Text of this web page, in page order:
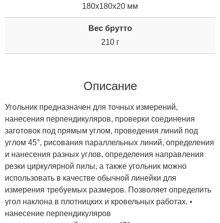
180x180x20 мм
Вес брутто
210 г
Описание
Угольник предназначен для точных измерений,
нанесения перпендикуляров, проверки соединения
заготовок под прямым углом, проведения линий под
углом 45°, рисования параллельных линий, определения
и нанесения разных углов, определения направления
резки циркулярной пилы, а также угольник можно
использовать в качестве обычной линейки для
измерения требуемых размеров. Позволяет определить
угол наклона в плотницких и кровельных работах. •
нанесение перпендикуляров